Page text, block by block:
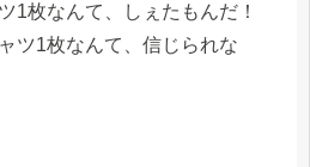
1枚なんて、しぇたもんだ！
ツ1枚なんて、信じられな